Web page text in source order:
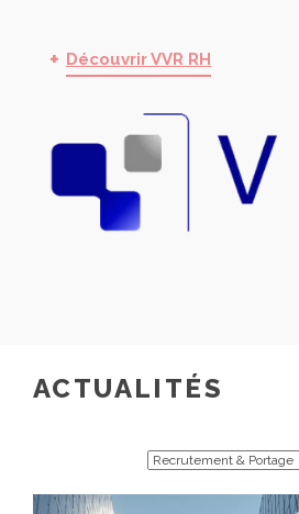
Découvrir VVR RH
ACTUALITÉS